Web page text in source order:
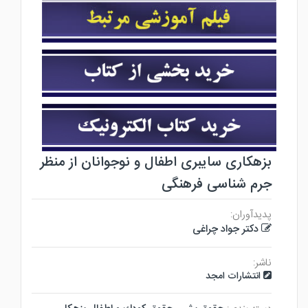
بزهکاری سایبری اطفال و نوجوانان از منظر
جرم شناسی فرهنگی
پدیدآوران:
دکتر جواد چراغی
ناشر:
انتشارات امجد